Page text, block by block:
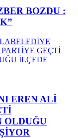
BOZDU :
EREN ALİ
OLDUĞU